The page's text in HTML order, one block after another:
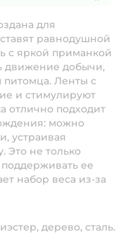
для
равнодушной
с яркой приманкой
движение добычи,
питомца. Ленты с
и стимулируют
отлично подходит
можно
устраивая
Это не только
ее
набор веса из-за
дерево, сталь.